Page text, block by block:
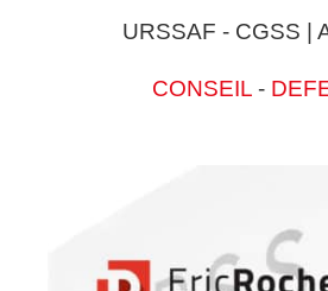
URSSAF - CGSS |
CONSEIL -